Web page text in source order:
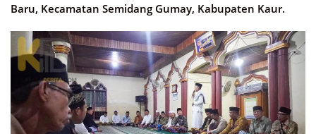
Baru, Kecamatan Semidang Gumay, Kabupaten Kaur.